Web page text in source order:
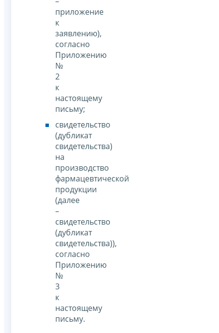
приложение
к
заявлению),
согласно
Приложению
№
2
к
настоящему
письму;
свидетельство
(дубликат
свидетельства)
на
производство
фармацевтической
продукции
(далее
–
свидетельство
(дубликат
свидетельства)),
согласно
Приложению
№
3
к
настоящему
письму.